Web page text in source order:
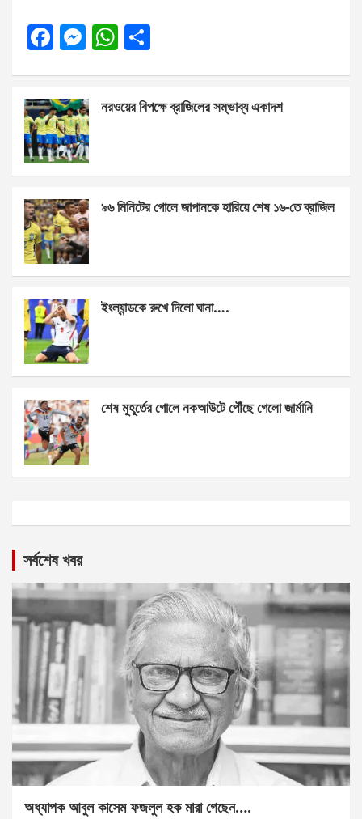
F
b
o
o
k
M
n
g
er
W
s
p
e
নরওয়ের বিপক্ষে ব্রাজিলের সম্ভাব্য একাদশ
৯৬ মিনিটের গোলে জাপানকে হারিয়ে শেষ ১৬-তে ব্রাজিল
ইংল্যান্ডকে রুখে দিলো ঘানা….
শেষ মুহূর্তের গোলে নকআউটে পৌঁছে গেলো জার্মানি
সর্বশেষ খবর
অধ্যাপক আবুল কাসেম ফজলুল হক মারা গেছেন….